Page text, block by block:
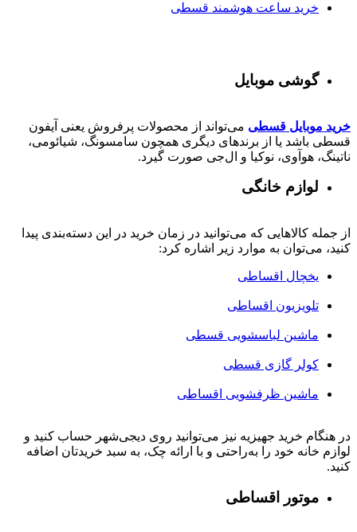
خرید ساعت هوشمند قسطی
گوشی موبایل
خرید موبایل قسطی می‌تواند از محصولات پرفروش یعنی آیفون
قسطی باشد یا از برندهای دیگری همچون سامسونگ، شیائومی،
ناتینگ، هوآوی، نوکیا و ال‌جی صورت گیرد.
لوازم خانگی
از جمله کالاهایی که می‌توانید در زمان خرید در این دسته‌بندی پیدا
کنید، می‌توان به موارد زیر اشاره کرد:
یخچال اقساطی
تلویزیون اقساطی
ماشین لباسشویی قسطی
کولر گازی قسطی
ماشین ظرفشویی اقساطی
در هنگام خرید جهیزیه نیز می‌توانید روی دیجی‌شهر حساب کنید و
لوازم خانه خود را به‌راحتی و با ارائه چک، به سبد خریدتان اضافه
کنید.
موتور اقساطی